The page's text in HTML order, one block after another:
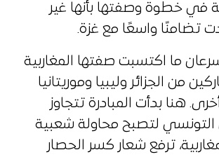
في خطوة وصفتها بأنها غير
واسعًا مع غزة.
ما اكتسبت صفتها المغاربية
من الجزائر وليبيا وموريتانيا
هنا بدأت المبادرة تتجاوز
التونسي لتصبح محاولة شعبية
ترفع شعار كسر الحصار